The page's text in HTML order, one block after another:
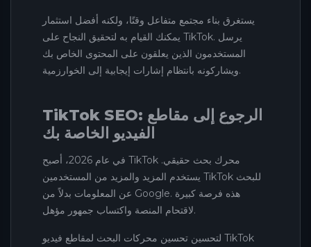
يستغرق بناء مجتمع متفاعل وقتًا، ولكنه أفضل استثمار
يمكنك القيام به لتحقيق النجاح على TikTok. يرسل
المستخدمون الذين يعلقون على المحتوى الخاص بك
ويشاركونه بانتظام إشارات إيجابية إلى الخوارزمية.
TikTok SEO: الرجوع إلى مقاطع
الفيديو الخاصة بك
في عام 2026، أصبح TikTok محرك بحث حقيقي.
يستخدم المزيد والمزيد من المستخدمين TikTok للبحث
عن المعلومات بدلاً من Google. هذه فرصة كبيرة
لاقتحام المنصة واكتساب جمهور مؤهل.
لتحسين تحسين محركات البحث لمقاطع فيديو TikTok